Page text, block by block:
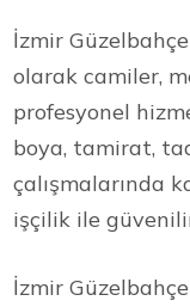
İzmir
olarak camiler,
profesyonel
boya, tamirat,
çalışmalarında
işçilik ile
İzmir